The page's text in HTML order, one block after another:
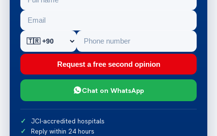
Request a free second opinion
Chat on WhatsApp
JCI-accredited hospitals
Reply within 24 hours